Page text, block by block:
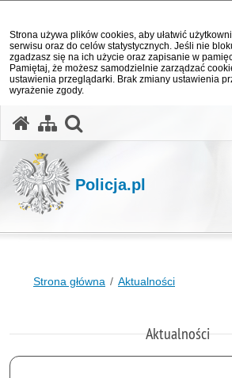
Strona używa plików cookies, aby ułatwić
serwisu oraz do celów statystycznych. Jeśli nie
zgadzasz się na ich użycie oraz zapisanie w
Pamiętaj, że możesz samodzielnie zarządzać
ustawienia przeglądarki. Brak zmiany ustawienia
wyrażenie zgody.
Policja.pl
Strona główna Aktualności
Aktualności